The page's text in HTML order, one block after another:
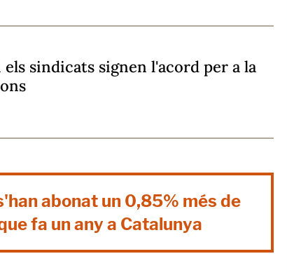
sindicats signen l'acord per a la
abonat un 0,85% més de
fa un any a Catalunya